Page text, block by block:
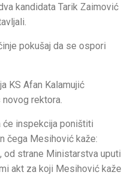
kandidata Tarik Zaimović
pokušaj da se ospori
KS Afan Kalamujić
rektora.
će inspekcija poništiti
čega Mesihović kaže:
od strane Ministarstva uputi
akt za koji Mesihović kaže